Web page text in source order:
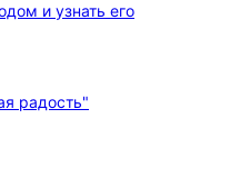
и узнать его